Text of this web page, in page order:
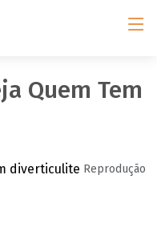
Quem Tem
Reprodução